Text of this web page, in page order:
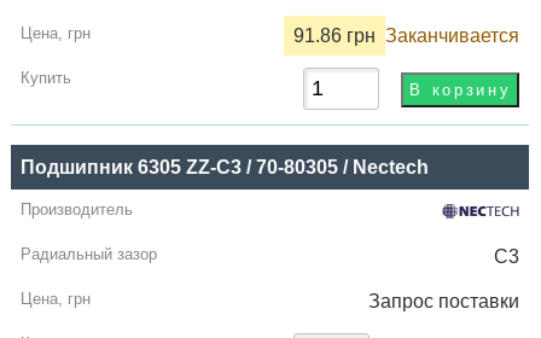
91.86 грн Заканчивается
Подшипник 6305 ZZ-C3 / 70-80305 / Nectech
C3
Запрос поставки